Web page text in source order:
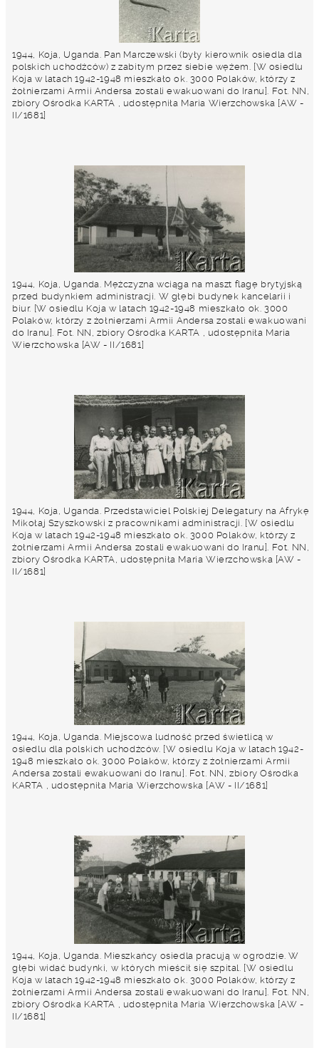
1944, Koja, Uganda. Pan Marczewski (były kierownik osiedla dla
polskich uchodźców) z zabitym przez siebie wężem. [W osiedlu
Koja w latach 1942-1948 mieszkało ok. 3000 Polaków, którzy z
żołnierzami Armii Andersa zostali ewakuowani do Iranu]. Fot. NN,
zbiory Ośrodka KARTA , udostępniła Maria Wierzchowska [AW -
II/1681]
1944, Koja, Uganda. Mężczyzna wciąga na maszt flagę brytyjską
przed budynkiem administracji. W głębi budynek kancelarii i
biur. [W osiedlu Koja w latach 1942-1948 mieszkało ok. 3000
Polaków, którzy z żołnierzami Armii Andersa zostali ewakuowani
do Iranu]. Fot. NN, zbiory Ośrodka KARTA , udostępniła Maria
Wierzchowska [AW - II/1681]
1944, Koja, Uganda. Przedstawiciel Polskiej Delegatury na Afrykę
Mikołaj Szyszkowski z pracownikami administracji. [W osiedlu
Koja w latach 1942-1948 mieszkało ok. 3000 Polaków, którzy z
żołnierzami Armii Andersa zostali ewakuowani do Iranu]. Fot. NN,
zbiory Ośrodka KARTA, udostępniła Maria Wierzchowska [AW -
II/1681]
1944, Koja, Uganda. Miejscowa ludność przed świetlicą w
osiedlu dla polskich uchodźców. [W osiedlu Koja w latach 1942-
1948 mieszkało ok. 3000 Polaków, którzy z żołnierzami Armii
Andersa zostali ewakuowani do Iranu]. Fot. NN, zbiory Ośrodka
KARTA , udostępniła Maria Wierzchowska [AW - II/1681]
1944, Koja, Uganda. Mieszkańcy osiedla pracują w ogrodzie. W
głębi widać budynki, w których mieścił się szpital. [W osiedlu
Koja w latach 1942-1948 mieszkało ok. 3000 Polaków, którzy z
żołnierzami Armii Andersa zostali ewakuowani do Iranu]. Fot. NN,
zbiory Ośrodka KARTA , udostępniła Maria Wierzchowska [AW -
II/1681]